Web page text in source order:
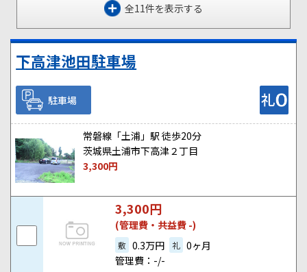
全11件を表示する
下高津池田駐車場
駐車場
常磐線「土浦」駅 徒歩20分
茨城県土浦市下高津２丁目
3,300円
3,300円
(管理費・共益費 -)
敷 0.3万円 礼 0ヶ月
管理費：-/-